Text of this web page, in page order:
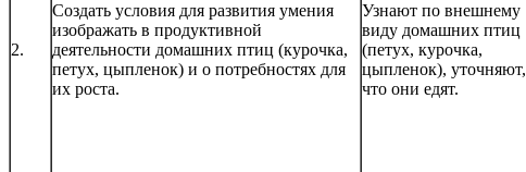
2.
Создать условия для развития умения
изображать в продуктивной
деятельности домашних птиц (курочка,
петух, цыпленок) и о потребностях для
их роста.
Узнают по внешнему
виду домашних птиц
(петух, курочка,
цыпленок), уточняют,
что они едят.